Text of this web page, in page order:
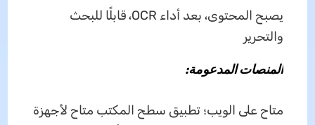
يصبح المحتوى، بعد أداء OCR، قابلًا للبحث
والتحرير
المنصات المدعومة:
متاح على الويب؛ تطبيق سطح المكتب متاح لأجهزة